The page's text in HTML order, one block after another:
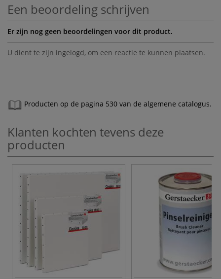
Een beoordeling schrijven
Er zijn nog geen beoordelingen voor dit product.
U dient te zijn ingelogd, om een reactie te kunnen plaatsen.
Producten op de pagina 530 van de algemene catalogus.
Klanten kochten tevens deze
producten